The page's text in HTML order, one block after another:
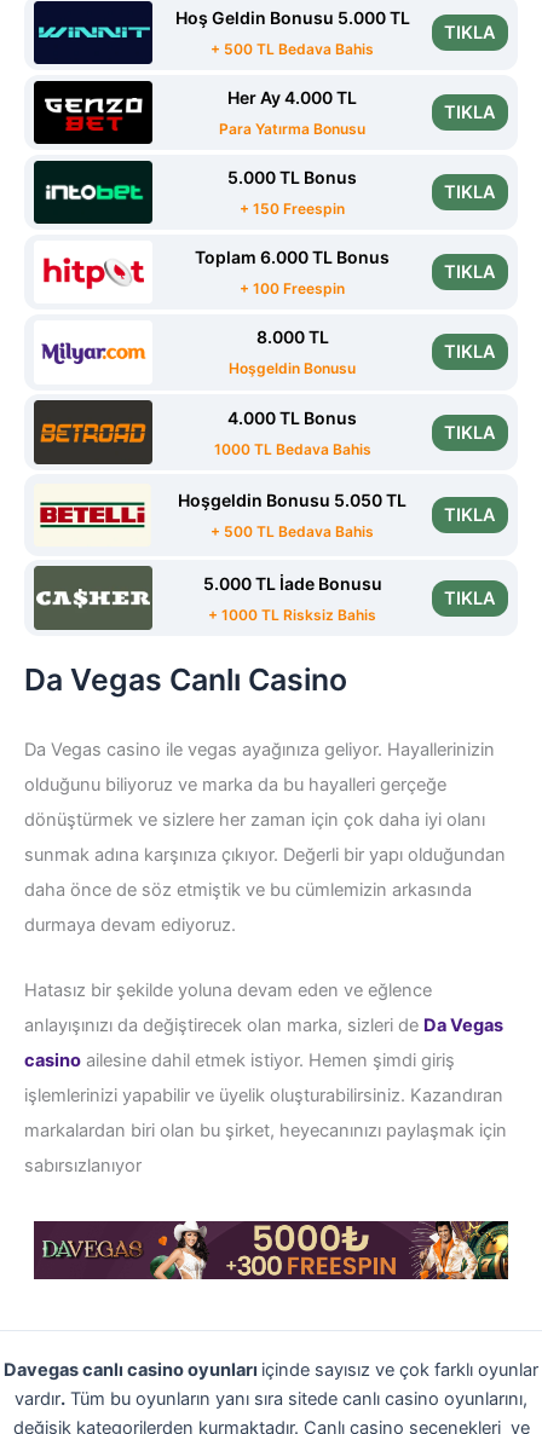
Hoş Geldin Bonusu 5.000 TL
+ 500 TL Bedava Bahis
TIKLA
Her Ay 4.000 TL
Para Yatırma Bonusu
TIKLA
5.000 TL Bonus
+ 150 Freespin
TIKLA
Toplam 6.000 TL Bonus
+ 100 Freespin
TIKLA
8.000 TL
Hoşgeldin Bonusu
TIKLA
4.000 TL Bonus
1000 TL Bedava Bahis
TIKLA
Hoşgeldin Bonusu 5.050 TL
+ 500 TL Bedava Bahis
TIKLA
5.000 TL İade Bonusu
+ 1000 TL Risksiz Bahis
TIKLA
Da Vegas Canlı Casino
Da Vegas casino ile vegas ayağınıza geliyor. Hayallerinizin
olduğunu biliyoruz ve marka da bu hayalleri gerçeğe
dönüştürmek ve sizlere her zaman için çok daha iyi olanı
sunmak adına karşınıza çıkıyor. Değerli bir yapı olduğundan
daha önce de söz etmiştik ve bu cümlemizin arkasında
durmaya devam ediyoruz.
Hatasız bir şekilde yoluna devam eden ve eğlence
anlayışınızı da değiştirecek olan marka, sizleri de Da Vegas
casino ailesine dahil etmek istiyor. Hemen şimdi giriş
işlemlerinizi yapabilir ve üyelik oluşturabilirsiniz. Kazandıran
markalardan biri olan bu şirket, heyecanınızı paylaşmak için
sabırsızlanıyor
Davegas canlı casino oyunları içinde sayısız ve çok farklı oyunlar
vardır. Tüm bu oyunların yanı sıra sitede canlı casino oyunlarını,
değişik kategorilerden kurmaktadır. Canlı casino seçenekleri ve